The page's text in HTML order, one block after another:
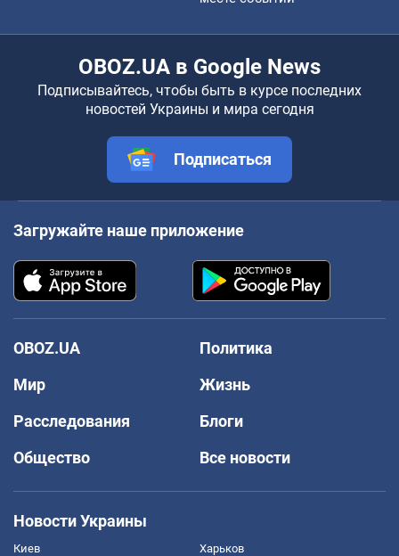
OBOZ.UA в Google News
Подписывайтесь, чтобы быть в курсе последних
новостей Украины и мира сегодня
Подписаться
Загружайте наше приложение
OBOZ.UA
Политика
Мир
Жизнь
Расследования
Блоги
Общество
Все новости
Новости Украины
Киев Харьков